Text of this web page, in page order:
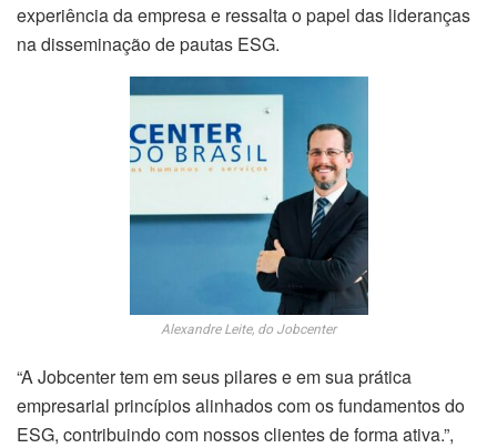
experiência da empresa e ressalta o papel das lideranças
na disseminação de pautas ESG.
Alexandre Leite, do Jobcenter
“A Jobcenter tem em seus pilares e em sua prática
empresarial princípios alinhados com os fundamentos do
ESG, contribuindo com nossos clientes de forma ativa.”,